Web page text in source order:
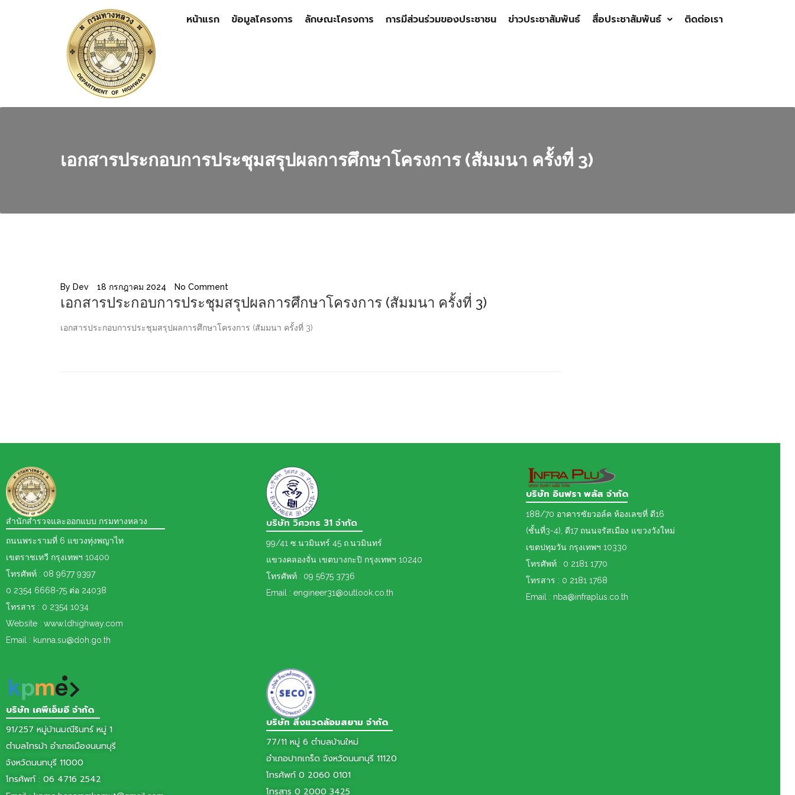
หน้าแรก ข้อมูลโครงการ ลักษณะโครงการ การมีส่วนร่วมของประชาชน ข่าวประชาสัมพันธ์ สื่อประชาสัมพันธ์ ติดต่อเรา
เอกสารประกอบการประชุมสรุปผลการศึกษาโครงการ (สัมมนา ครั้งที่ 3)
By Dev 18 กรกฎาคม 2024 No Comment
เอกสารประกอบการประชุมสรุปผลการศึกษาโครงการ (สัมมนา ครั้งที่ 3)
เอกสารประกอบการประชุมสรุปผลการศึกษาโครงการ (สัมมนา ครั้งที่ 3)
สำนักสำรวจและออกแบบ กรมทางหลวง
ถนนพระรามที่ 6 แขวงทุ่งพญาไท
เขตราชเทวี กรุงเทพฯ 10400
โทรศัพท์ : 08 9677 9397
0 2354 6668-75 ต่อ 24038
โทรสาร : 0 2354 1034
Website : www.ldhighway.com
Email : kunna.su@doh.go.th
บริษัท วิศวกร 31 จำกัด
99/41 ซ.นวมินทร์ 45 ถ.นวมินทร์
แขวงคลองจั่น เขตบางกะปิ กรุงเทพฯ 10240
โทรศัพท์ : 09 5675 3736
Email : engineer31@outlook.co.th
บริษัท อินฟรา พลัส จำกัด
188/70 อาคารซัยวอล์ค ห้องเลขที่ ดี16
(ชั้นที่3-4), ดี17 ถนนจรัสเมือง แขวงวังใหม่
เขตปทุมวัน กรุงเทพฯ 10330
โทรศัพท์ : 0 2181 1770
โทรสาร : 0 2181 1768
Email : nba@infraplus.co.th
บริษัท เคพีเอ็มอี จำกัด
91/257 หมู่บ้านมณีรินทร์ หมู่ 1
ตำบลไทรม้า อำเภอเมืองนนทบุรี
จังหวัดนนทบุรี 11000
โทรศัพท์ : 06 4716 2542
บริษัท สิ่งแวดล้อมสยาม จำกัด
77/11 หมู่ 6 ตำบลบ้านใหม่
อำเภอปากเกร็ด จังหวัดนนทบุรี 11120
โทรศัพท์ 0 2060 0101
โทรสาร 0 2000 3425